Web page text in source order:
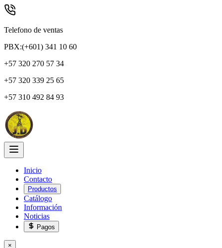
Telefono de ventas
PBX:(+601) 341 10 60
+57 320 270 57 34
+57 320 339 25 65
+57 310 492 84 93
Inicio
Contacto
Productos
Catálogo
Información
Noticias
Pagos
×